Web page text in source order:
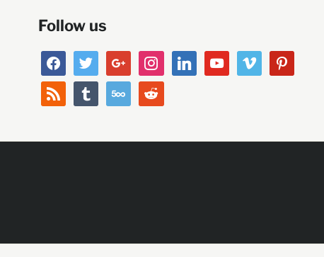
Follow us
facebooktwitter google instagramlinkedinyoutubevimeo pinterest
rss tumblr 500px reddit